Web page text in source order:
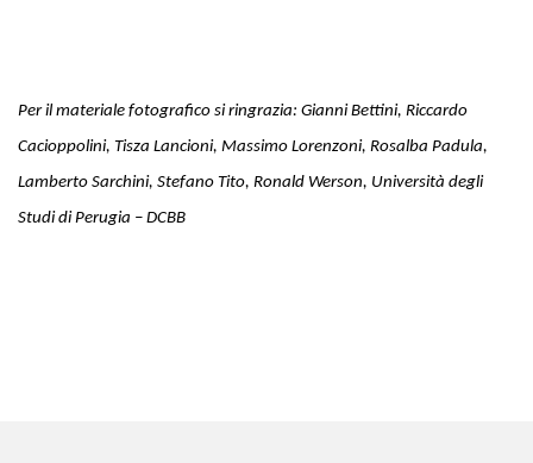
Per il materiale fotografico si ringrazia: Gianni Bettini, Riccardo
Cacioppolini, Tisza Lancioni, Massimo Lorenzoni, Rosalba Padula,
Lamberto Sarchini, Stefano Tito, Ronald Werson, Università degli
Studi di Perugia – DCBB